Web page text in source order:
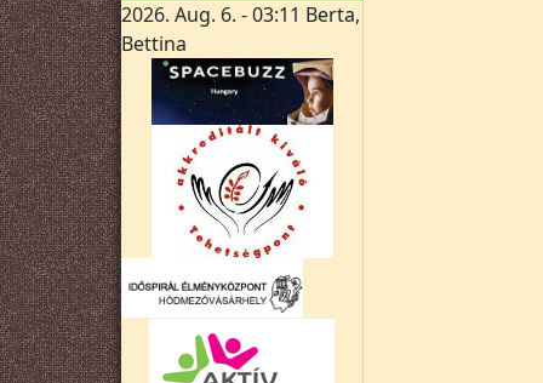
2026. Aug. 6. - 03:11 Berta,
Bettina